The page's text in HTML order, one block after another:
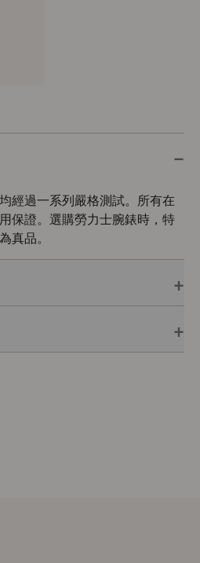
經過一系列嚴格測試。所有在
保證。選購勞力士腕錶時，特
真品。
印章是頂級天文台精密時計
（COSC）認證外，更通過